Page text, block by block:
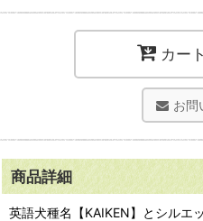
カー
お問
商品詳細
英語犬種名【KAIKEN】とシルエ